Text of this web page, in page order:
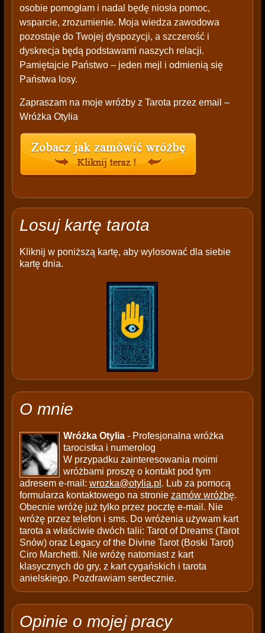
osobie pomogłam i nadal będę niosła pomoc,
wsparcie, zrozumienie. Moja wiedza zawodowa
pozostaje do Twojej dyspozycji, a szczerość i
dyskrecja będą podstawami naszych relacji.
Pamiętajcie Państwo – jeden mejl i odmienią się
Państwa losy.
Zapraszam na moje wróżby z Tarota przez email –
Wróżka Otylia
Losuj kartę tarota
Kliknij w poniższą kartę, aby wylosować dla siebie
kartę dnia.
O mnie
Wróżka Otylia- Profesjonalna wróżka
tarocistka i numerolog
W przypadku zainteresowania moimi
wróżbami proszę o kontakt pod tym
adresem e-mail: wrozka@otylia.pl . Lub za pomocą
formularza kontaktowego na stronie zamów wróżbę.
Obecnie wróżę już tylko przez pocztę e-mail. Nie
wróżę przez telefon i sms. Do wróżenia używam kart
tarota a właściwie dwóch talii: Tarot of Dreams (Tarot
Snów) oraz Legacy of the Divine Tarot (Boski Tarot)
Ciro Marchetti. Nie wróżę natomiast z kart
klasycznych do gry, z kart cygańskich i tarota
anielskiego. Pozdrawiam serdecznie.
Opinie o mojej pracy